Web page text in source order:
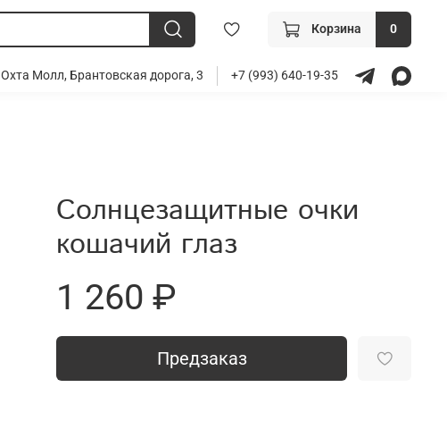
Корзина 0
Охта Молл, Брантовская дорога, 3 +7 (993) 640-19-35
Солнцезащитные очки
кошачий глаз
1 260 ₽
Предзаказ